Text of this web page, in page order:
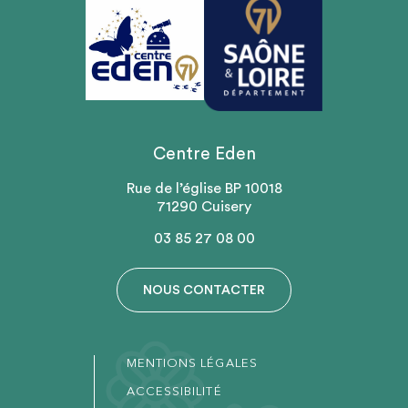
Centre Eden
Rue de l’église BP 10018
71290 Cuisery
03 85 27 08 00
NOUS CONTACTER
MENTIONS LÉGALES
ACCESSIBILITÉ